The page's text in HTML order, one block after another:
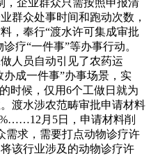
群众处事时间和跑动次数，
，奉行“渡水许可集成审批
疗“一件事”等办事行动。
人员自动引见了农药运
办成一件事”办事场景，实
时候，仅用6个工做日就为
渡水涉农范畴审批申请材料
月5日，申请材料削
需求，需要打点动物诊疗许
该行业涉及的动物诊疗许